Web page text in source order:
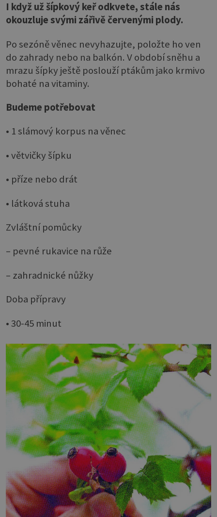
I když už šípkový keř odkvete, stále nás
okouzluje svými zářivě červenými plody.
Po sezóně věnec nevyhazujte, položte ho ven
do zahrady nebo na balkón. V období sněhu a
mrazu šípky ještě poslouží ptákům jako krmivo
bohaté na vitaminy.
Budeme potřebovat
• 1 slámový korpus na věnec
• větvičky šípku
• příze nebo drát
• látková stuha
Zvláštní pomůcky
– pevné rukavice na růže
– zahradnické nůžky
Doba přípravy
• 30-45 minut